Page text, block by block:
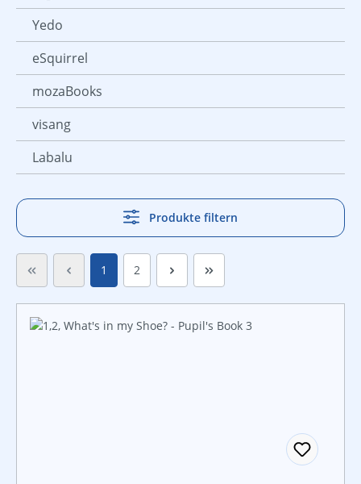
Yedo
eSquirrel
mozaBooks
visang
Labalu
Produkte filtern
Seite
1 Seite
2